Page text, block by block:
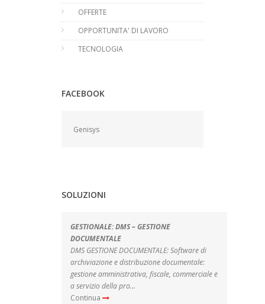
OFFERTE
OPPORTUNITA' DI LAVORO
TECNOLOGIA
FACEBOOK
Genisys
SOLUZIONI
GESTIONALE: DMS – GESTIONE
DOCUMENTALE
DMS GESTIONE DOCUMENTALE: Software di
archiviazione e distribuzione documentale:
gestione amministrativa, fiscale, commerciale e
a servizio della pro...
Continua